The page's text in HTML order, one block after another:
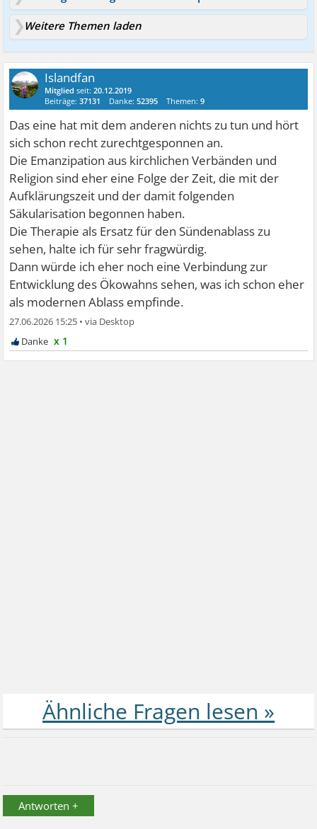
Weitere Themen laden
Islandfan
Mitglied seit:20.12.2019
Beiträge:37131 Danke:52395 Themen:9
Das eine hat mit dem anderen nichts zu tun und hört
sich schon recht zurechtgesponnen an.
Die Emanzipation aus kirchlichen Verbänden und
Religion sind eher eine Folge der Zeit, die mit der
Aufklärungszeit und der damit folgenden
Säkularisation begonnen haben.
Die Therapie als Ersatz für den Sündenablass zu
sehen, halte ich für sehr fragwürdig.
Dann würde ich eher noch eine Verbindung zur
Entwicklung des Ökowahns sehen, was ich schon eher
als modernen Ablass empfinde.
27.06.2026 15:25 •
x 1
Antworten +